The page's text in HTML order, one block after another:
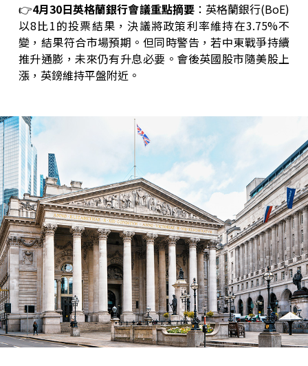
👉4月30日英格蘭銀行會議重點摘要：英格蘭銀行(BoE)
以8比1的投票結果，決議將政策利率維持在3.75%不
變，結果符合市場預期。但同時警告，若中東戰爭持續
推升通膨，未來仍有升息必要。會後英國股市隨美股上
漲，英鎊維持平盤附近。